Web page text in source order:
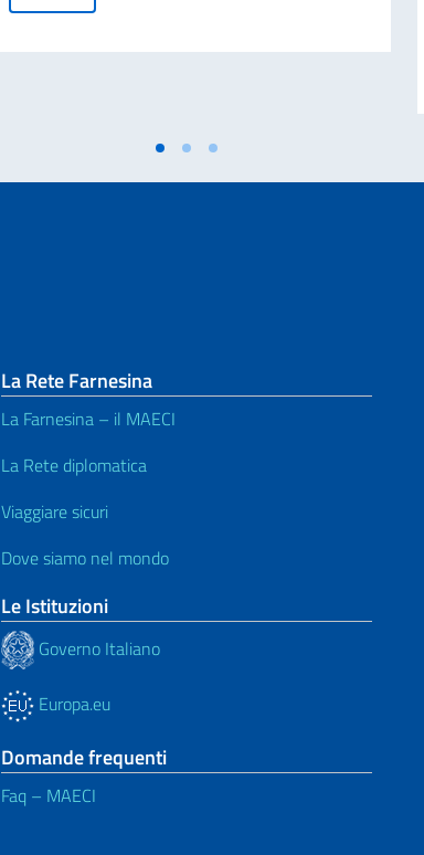
La Rete Farnesina
La Farnesina – il MAECI
La Rete diplomatica
Viaggiare sicuri
Dove siamo nel mondo
Le Istituzioni
Governo Italiano
Europa.eu
Domande frequenti
Faq – MAECI